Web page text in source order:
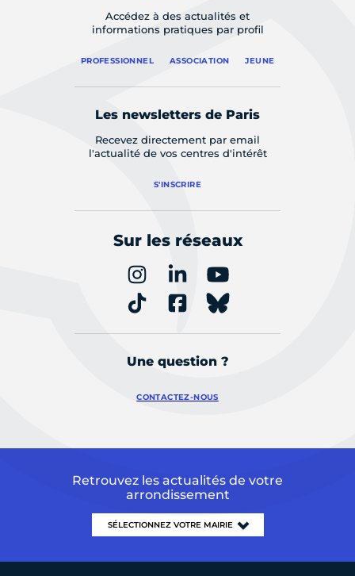
Accédez à des actualités et
informations pratiques par profil
PROFESSIONNEL ASSOCIATION JEUNE
Les newsletters de Paris
Recevez directement par email
l'actualité de vos centres d'intérêt
S'INSCRIRE
Sur les réseaux
Une question ?
CONTACTEZ-NOUS
Retrouvez les actualités de votre
arrondissement